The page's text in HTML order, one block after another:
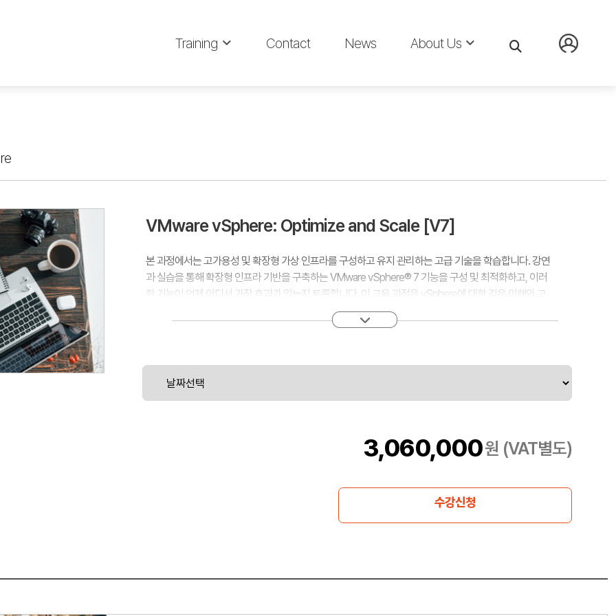
Training Contact News About Us
VMware vSphere: Optimize and Scale [V7]
본 과정에서는 고가용성 및 확장형 가상 인프라를 구성하고 유지 관리하는 고급 기술을 학습합니다. 강연
과 실습을 통해 확장형 인프라 기반을 구축하는 VMware vSphere® 7 기능을 구성 및 최적화하고, 이러
한 기능이 언제 어디서 가장 효과가 있는지 토론합니다. 이 교육 과정은 vSphere에 대한 깊은 이해와 고
급 기능 및 컨트롤이 어떻게 조직에 이익을 줄 수 있는지 자세히 설명합니다
3,060,000원 (VAT별도)
수강신청